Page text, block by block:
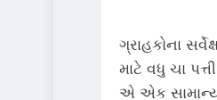
ગ્રાહકોના
માટે વધુ ચા
એ એક